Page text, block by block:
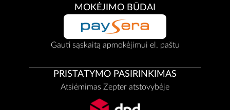
MOKĖJIMO BŪDAI
Gauti sąskaitą apmokėjimui el. paštu
PRISTATYMO PASIRINKIMAS
Atsiėmimas Zepter atstovybėje